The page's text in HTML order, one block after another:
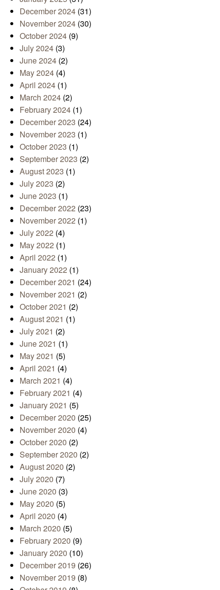
December 2024 (31)
November 2024 (30)
October 2024 (9)
July 2024 (3)
June 2024 (2)
May 2024 (4)
April 2024 (1)
March 2024 (2)
February 2024 (1)
December 2023 (24)
November 2023 (1)
October 2023 (1)
September 2023 (2)
August 2023 (1)
July 2023 (2)
June 2023 (1)
December 2022 (23)
November 2022 (1)
July 2022 (4)
May 2022 (1)
April 2022 (1)
January 2022 (1)
December 2021 (24)
November 2021 (2)
October 2021 (2)
August 2021 (1)
July 2021 (2)
June 2021 (1)
May 2021 (5)
April 2021 (4)
March 2021 (4)
February 2021 (4)
January 2021 (5)
December 2020 (25)
November 2020 (4)
October 2020 (2)
September 2020 (2)
August 2020 (2)
July 2020 (7)
June 2020 (3)
May 2020 (5)
April 2020 (4)
March 2020 (5)
February 2020 (9)
January 2020 (10)
December 2019 (26)
November 2019 (8)